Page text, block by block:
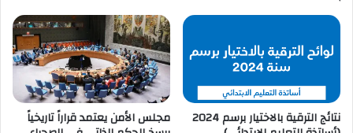
نتائج الترقية بالاختيار برسم 2024 مجلس الأمن يعتمد قراراً تاريخياً